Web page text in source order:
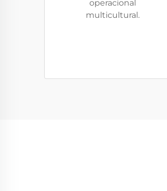
operacional
multicultural.